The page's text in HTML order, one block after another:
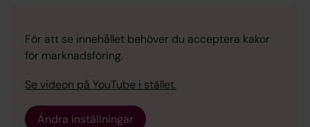
För att se innehållet behöver du acceptera kakor
för marknadsföring.
Se videon på YouTube i stället.
Ändra inställningar